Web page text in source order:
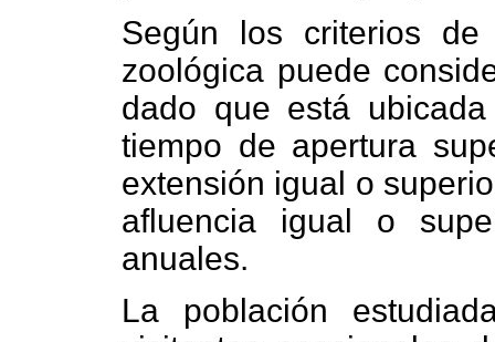
Según los criterios
zoológica puede
dado que está
tiempo de apertura
extensión igual o
afluencia igual o
anuales.
La población